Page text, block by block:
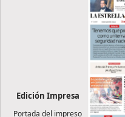
Edición Impresa
Portada del impreso